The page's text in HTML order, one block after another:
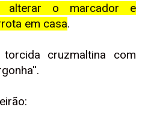
alterar o marcador e
em casa.
cruzmaltina com